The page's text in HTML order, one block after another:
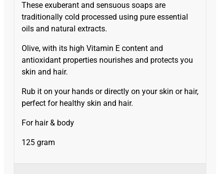
These exuberant and sensuous soaps are
traditionally cold processed using pure essential
oils and natural extracts.
Olive, with its high Vitamin E content and
antioxidant properties nourishes and protects you
skin and hair.
Rub it on your hands or directly on your skin or hair,
perfect for healthy skin and hair.
For hair & body
125 gram